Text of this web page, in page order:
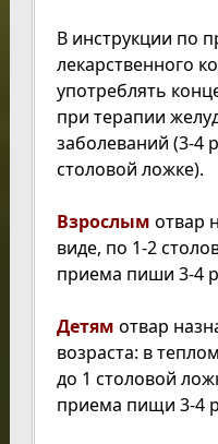
В инструкции по
лекарственного
употреблять
при терапии
заболеваний (3-4
столовой ложке).
Взрослым отвар
виде, по 1-2
приема пиши 3-4
Детям отвар
возраста: в
до 1 столовой
приема пищи 3-4